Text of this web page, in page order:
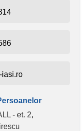
iasi.ro
- et. 2,